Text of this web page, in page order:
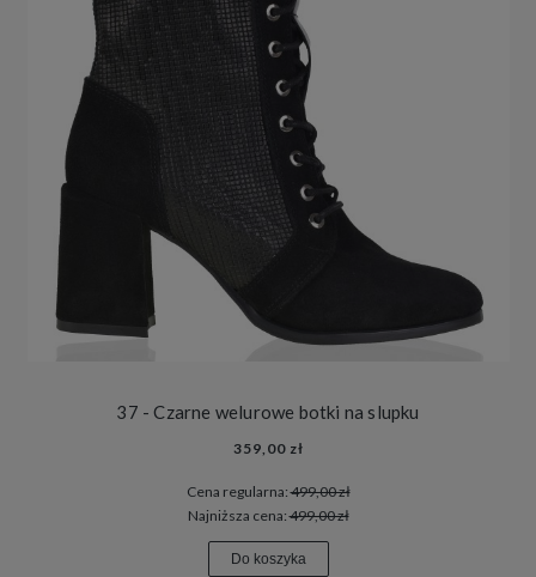
37 - Czarne welurowe botki na slupku
359,00 zł
Cena regularna:499,00 zł
Najniższa cena:499,00 zł
Do koszyka